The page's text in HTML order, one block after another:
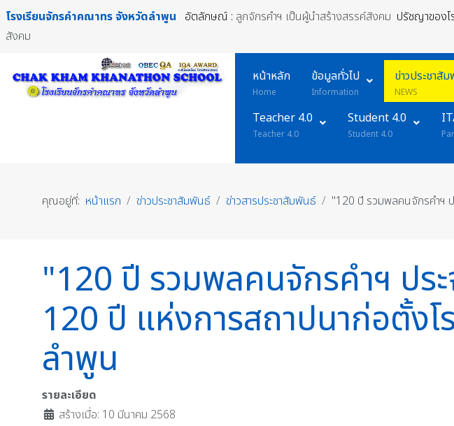
โรงเรียนจักรคำคณาทร จังหวัดลำพูน อัตลักษณ์ : ลูกจักรคำฯ เป็นผู้นำสร้างสรรค์สังคม ปรัชญาของโ
สังคม
หน้าหลัก
Home
ข้อมูลทั่วไป
Information
ข่าวประชาสั
NEWS
Teacher 4.0
Teacher 4.0
Student 4.0
Student 4.0
คุณอยู่ที่: หน้าแรก ข่าวประชาสัมพันธ์ ข่าวสารประชาสัมพันธ์ "120 ปี รวมพลคนจักรคำฯ
"120 ปี รวมพลคนจักรคำฯ ปร
120 ปี แห่งการสถาปนาก่อตั้ง
ลำพูน
รายละเอียด
สร้างเมื่อ: 10 มีนาคม 2568